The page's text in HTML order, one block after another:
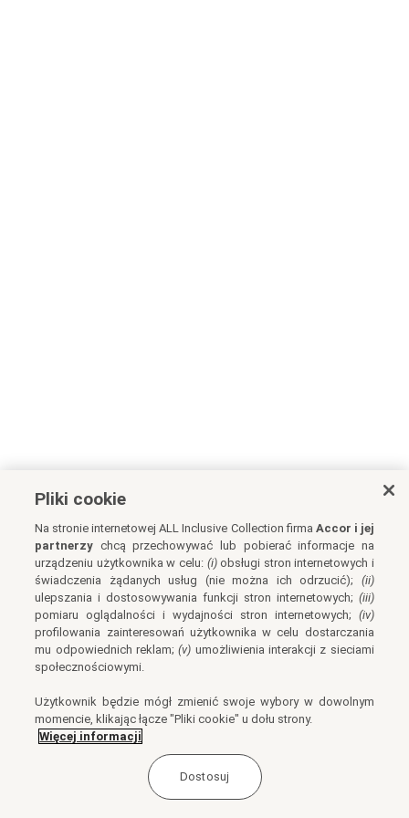
Pliki cookie
Na stronie internetowej ALL Inclusive Collection firma Accor i jej
partnerzy chcą przechowywać lub pobierać informacje na
urządzeniu użytkownika w celu: (i)obsługi stron internetowych i
świadczenia żądanych usług (nie można ich odrzucić); (ii)
ulepszania i dostosowywania funkcji stron internetowych; (iii)
pomiaru oglądalności i wydajności stron internetowych; (iv)
profilowania zainteresowań użytkownika w celu dostarczania
mu odpowiednich reklam;(v) umożliwienia interakcji z sieciami
społecznościowymi.
Użytkownik będzie mógł zmienić swoje wybory w dowolnym
momencie, klikając łącze "Pliki cookie" u dołu strony.
Więcej informacji
Dostosuj